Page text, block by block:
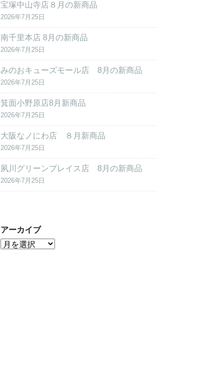
宝塚中山寺店８月の新商品
2026年7月25日
南千里本店 8月の新商品
2026年7月25日
みのおキューズモール店 8月の新商品
2026年7月25日
箕面小野原店8月新商品
2026年7月25日
大阪なノにわ店 ８月新商品
2026年7月25日
夙川グリーンプレイス店 8月の新商品
2026年7月25日
アーカイブ